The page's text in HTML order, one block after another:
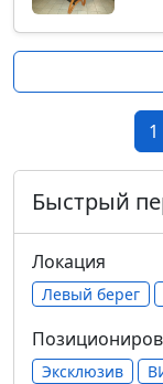
1
Быстрый
Локация
Левый берег
Эксклюзив